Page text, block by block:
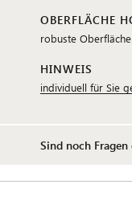
OBERFLÄCHE
robuste
HINWEIS
individuell für Sie
Sind noch Fragen